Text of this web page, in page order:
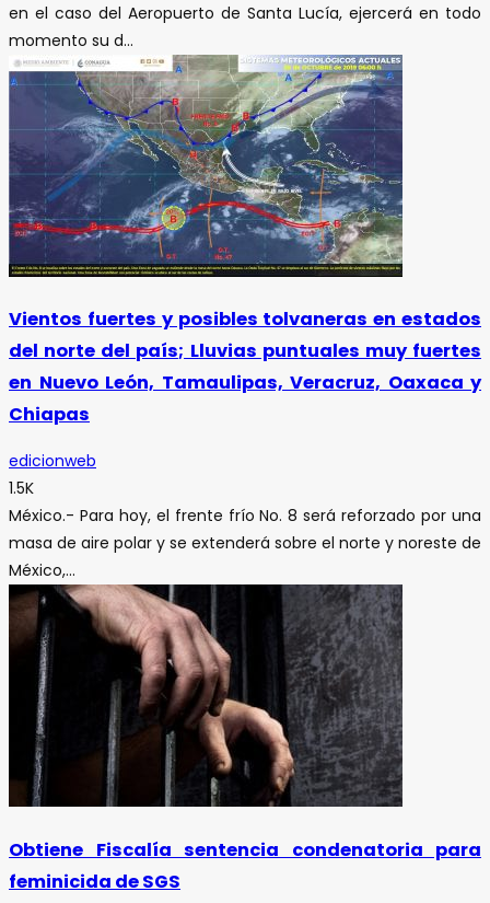
en el caso del Aeropuerto de Santa Lucía, ejercerá en todo
momento su d...
Vientos fuertes y posibles tolvaneras en estados
del norte del país; Lluvias puntuales muy fuertes
en Nuevo León, Tamaulipas, Veracruz, Oaxaca y
Chiapas
edicionweb
1.5K
México.- Para hoy, el frente frío No. 8 será reforzado por una
masa de aire polar y se extenderá sobre el norte y noreste de
México,...
Obtiene Fiscalía sentencia condenatoria para
feminicida de SGS